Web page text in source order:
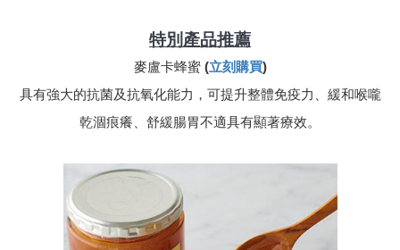
特別產品推薦
麥盧卡蜂蜜 (立刻購買)
具有強大的抗菌及抗氧化能力，可提升整體免疫力、緩和喉嚨
乾涸痕癢、舒緩腸胃不適具有顯著療效。